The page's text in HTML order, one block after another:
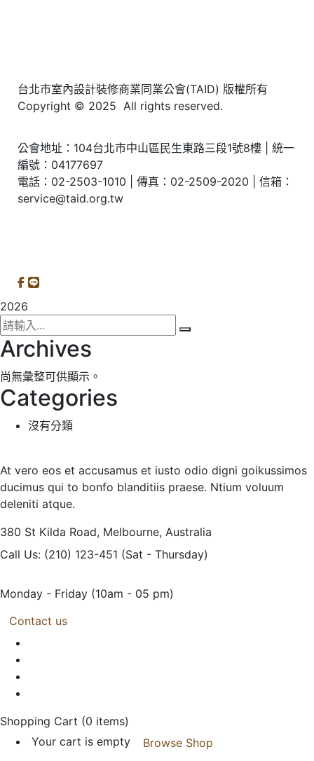
台北市室內設計裝修商業同業公會(TAID) 版權所有
Copyright © 2025 All rights reserved.
公會地址：104台北市中山區民生東路三段1號8樓 | 統一
編號：04177697
電話：02-2503-1010 | 傳真：02-2509-2020 | 信箱：
service@taid.org.tw
2026
Archives
尚無彙整可供顯示。
Categories
沒有分類
At vero eos et accusamus et iusto odio digni goikussimos
ducimus qui to bonfo blanditiis praese. Ntium voluum
deleniti atque.
380 St Kilda Road, Melbourne, Australia
Call Us: (210) 123-451 (Sat - Thursday)
Monday - Friday (10am - 05 pm)
Contact us
Shopping Cart (0 items)
Your cart is empty
Browse Shop